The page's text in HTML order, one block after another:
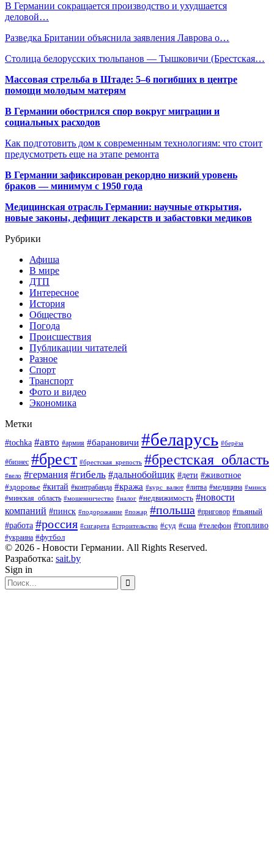
В Германии сокращается производство и ухудшается
деловой…
Разведка Британии объяснила заявления Лаврова о…
Столица белорусских тюльпанов — Тышковичи (Брестская…
Массовая стрельба в Штаде: 5–6 погибших в центре
помощи молодым матерям
В Германии обострился спор вокруг миграции и
социальных расходов
Как подготовить дом к современным технологиям: что стоит
предусмотреть еще на этапе ремонта
В Германии зафиксирован рекордно низкий уровень
браков — минимум с 1950 года
Медицинская отрасль Германии: научные открытия,
новые законы, дефицит лекарств и забастовки медиков
Рубрики
Афиша
В мире
ДТП
Интересное
История
Общество
Погода
Происшествия
Публикации читателей
Разное
Спорт
Транспорт
Фото и видео
Экономика
Метки
#tochka #авто #армия #барановичи #беларусь #берёза
#бизнес #брест #брестская_крепость #брестская_область
#вело #германия #гибель #дальнобойщик #дети #животное
#здоровье #китай #контрабанда #кража #курс_валют #литва #медицина #минск
#минская_область #мошенничество #налог #недвижимость #новости
компаний #пинск #подорожание #пожар #польша #приговор #пьяный
#работа #россия #сигарета #строительство #суд #сша #телефон #топливо
#украина #футбол
© 2026 - Новости Германии. All Rights Reserved.
Разработка: sait.by
Sign in